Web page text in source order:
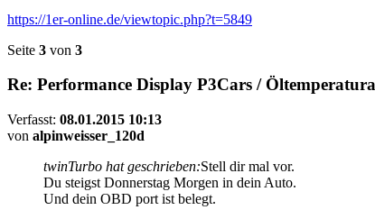
https://1er-online.de/viewtopic.php?t=5849
Seite 3 von 3
Re: Performance Display P3Cars /
Verfasst: 08.01.2015 10:13
von alpinweisser_120d
twinTurbo hat geschrieben:Stell dir mal vor.
Du steigst Donnerstag Morgen in dein Auto.
Und dein OBD port ist belegt.